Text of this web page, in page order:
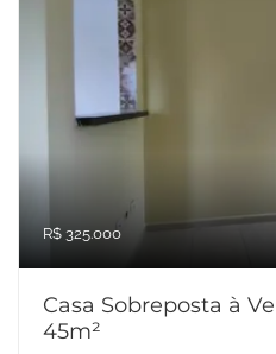
R$ 325.000
Casa Sobreposta à
45m²